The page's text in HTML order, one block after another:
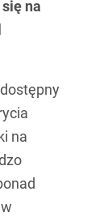
na
na